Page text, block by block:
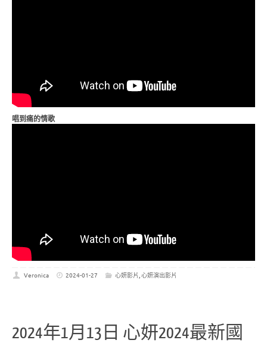
唱到痛的情歌
Veronica 2024-01-27 心妍影片,心妍演出影片
2024年1月13日 心妍2024最新國